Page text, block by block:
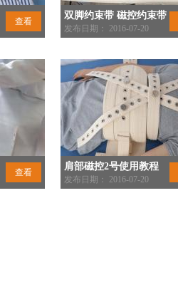
查看
双脚约束带 磁控约束带
E-001-10 使用教程
发布日期： 2016-07-20
查看
肩部磁控2号使用教程
发布日期： 2016-07-20